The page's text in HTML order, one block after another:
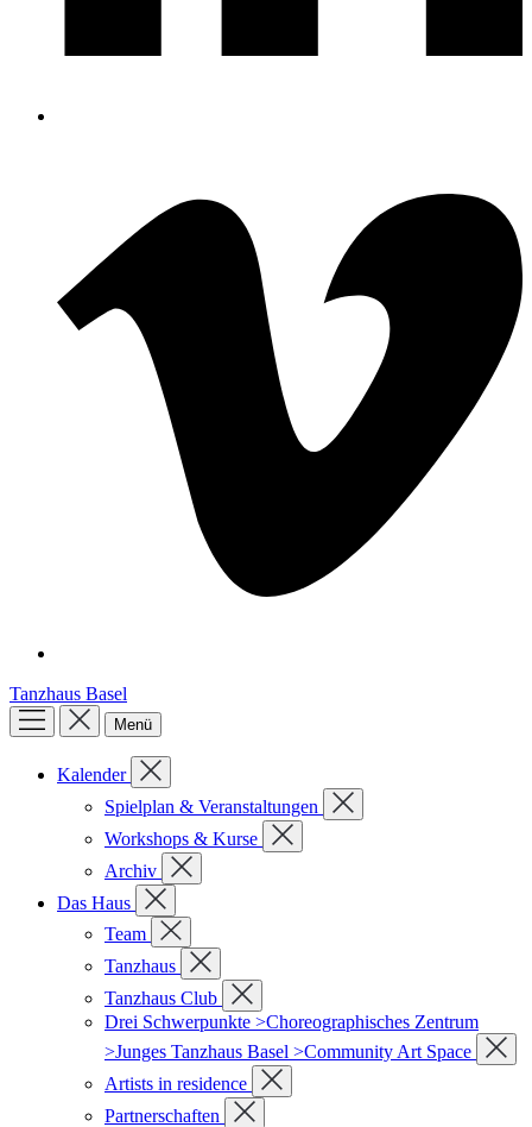
Tanzhaus Basel
Menü
Kalender
Spielplan & Veranstaltungen
Workshops & Kurse
Archiv
Das Haus
Team
Tanzhaus
Tanzhaus Club
Drei Schwerpunkte >Choreographisches Zentrum
>Junges Tanzhaus Basel >Community Art Space
Artists in residence
Partnerschaften